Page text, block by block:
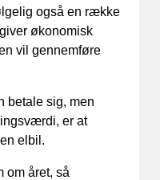
også en række
økonomisk
vil gennemføre
betale sig, men
er at
elbil.
om året, så